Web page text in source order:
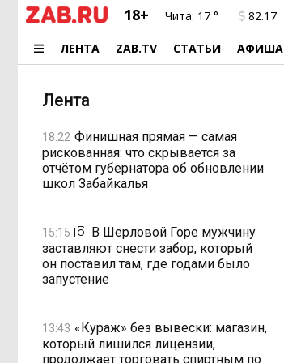
18+ Чита: 17 ° 82.17
ЛЕНТА ZAB.TV СТАТЬИ АФИША
Лента
18:22 Финишная прямая — самая
рискованная: что скрывается за
отчётом губернатора об обновлении
школ Забайкалья
15:15
В Шерловой Горе мужчину
заставляют снести забор, который
он поставил там, где годами было
запустение
13:43 «Кураж» без вывески: магазин,
который лишился лицензии,
продолжает торговать спиртным по